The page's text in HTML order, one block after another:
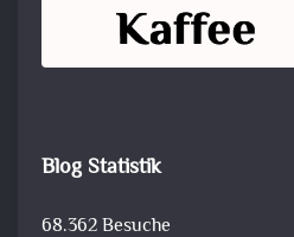
Blog Statistik
68.362 Besuche